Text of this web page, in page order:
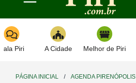
Toggle navigation
Piri A Cidade Melhor de Piri
PÁGINA INICIAL / AGENDA PIRENÓPOLIS